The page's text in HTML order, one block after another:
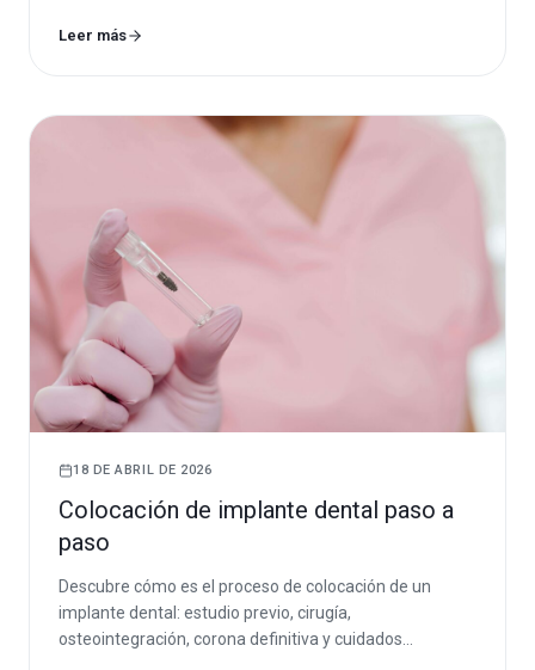
Leer más
18 DE ABRIL DE 2026
Colocación de implante dental paso a
paso
Descubre cómo es el proceso de colocación de un
implante dental: estudio previo, cirugía,
osteointegración, corona definitiva y cuidados